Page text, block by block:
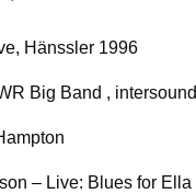
Hänssler 1996
Big Band , intersound
– Live: Blues for Ella